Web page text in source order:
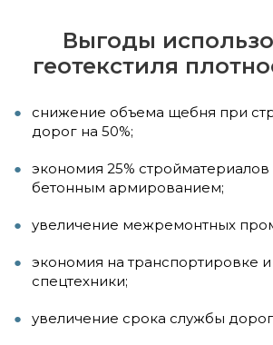
Выгоды
геотекстиля
снижение объема щебня при
дорог на 50%;
экономия 25%
бетонным армированием;
увеличение межремонтных
экономия на транспортировке
спецтехники;
увеличение срока службы